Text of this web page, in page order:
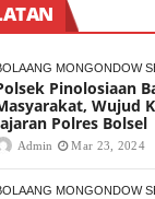
MONGONDOW
Pinolosiaan
Wujud
Polres Bolsel
Admin Mar 23, 2024
MONGONDOW